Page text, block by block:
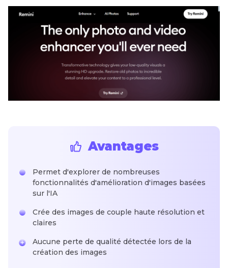
Avantages
Permet d'explorer de nombreuses
fonctionnalités d'amélioration d'images basées
sur l'IA
Crée des images de couple haute résolution et
claires
Aucune perte de qualité détectée lors de la
création des images